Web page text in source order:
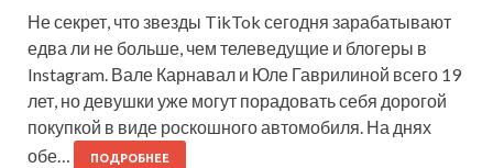
Не секрет, что звезды TikTok сегодня зарабатывают
едва ли не больше, чем телеведущие и блогеры в
Instagram. Вале Карнавал и Юле Гаврилиной всего 19
лет, но девушки уже могут порадовать себя дорогой
покупкой в виде роскошного автомобиля. На днях
обе…
ПОДРОБНЕЕ